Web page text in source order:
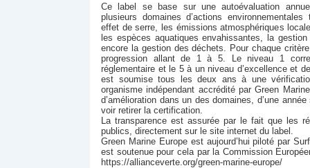
Ce label se base sur une autoévaluation
plusieurs domaines d’actions
effet de serre, les émissions atmosphériques
les espèces aquatiques envahissantes, la
encore la gestion des déchets. Pour chaque
progression allant de 1 à 5. Le niveau 1
réglementaire et le 5 à un niveau d’excellence et
est soumise tous les deux ans à une
organisme indépendant accrédité par Green
d’amélioration dans un des domaines, d’une
voir retirer la certification.
La transparence est assurée par le fait que les
publics, directement sur le site internet du label.
Green Marine Europe est aujourd’hui piloté par
est soutenue pour cela par la Commission
https://allianceverte.org/green-marine-europe/